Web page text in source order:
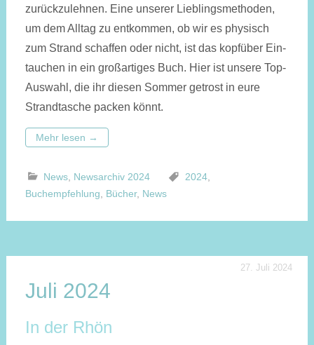
zurück­zulehnen. Eine unserer Lieblings­methoden,
um dem Alltag zu entkommen, ob wir es physisch
zum Strand schaffen oder nicht, ist das kopfüber Ein­
tauchen in ein großartiges Buch. Hier ist unsere Top-
Auswahl, die ihr diesen Sommer getrost in eure
Strand­tasche packen könnt.
Mehr lesen →
News, Newsarchiv 2024 2024,
Buchempfehlung, Bücher, News
27. Juli 2024
Juli 2024
In der Rhön